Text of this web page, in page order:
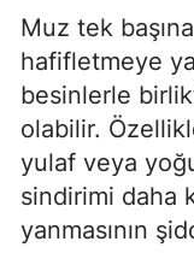
Muz tek
hafifletmeye
besinlerle
olabilir.
yulaf veya
sindirimi daha
yanmasının